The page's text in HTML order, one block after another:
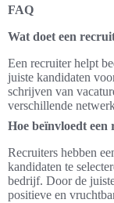
FAQ
Wat doet een
Een recruiter helpt
juiste kandidaten
schrijven van
verschillende
Hoe beïnvloedt
Recruiters hebben
kandidaten te
bedrijf. Door de
positieve en